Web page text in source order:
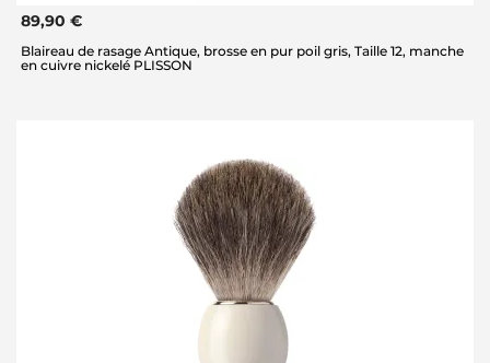
89,90 €
Blaireau de rasage Antique, brosse en pur poil gris, Taille 12, manche
en cuivre nickelé PLISSON